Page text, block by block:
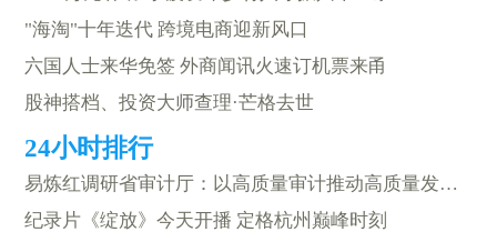
"海淘"十年迭代 跨境电商迎新风口
六国人士来华免签 外商闻讯火速订机票来甬
股神搭档、投资大师查理·芒格去世
易炼红调研省审计厅：以高质量审计推动高质量发展 在勇当先行者谱写新篇章中贡献力量展现担当
纪录片《绽放》今天开播 定格杭州巅峰时刻